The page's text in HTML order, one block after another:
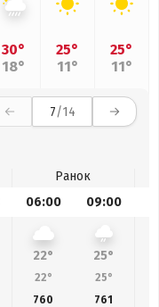
30°
18°
25°
11°
25°
11°
7/14
Ранок
06:00 09:00
22° 25°
22° 25°
760 761